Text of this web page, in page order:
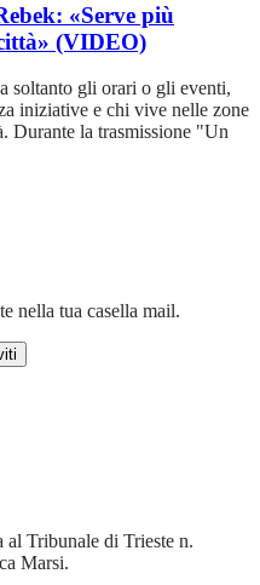
«Serve più
(VIDEO)
soltanto gli orari o gli eventi,
iniziative e chi vive nelle zone
Durante la trasmissione "Un
nella tua casella mail.
al Tribunale di Trieste n.
Marsi.